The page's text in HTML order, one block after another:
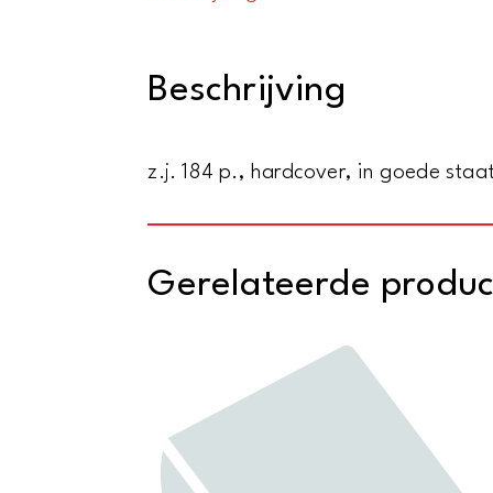
Beschrijving
z.j. 184 p., hardcover, in goede
Gerelateerde